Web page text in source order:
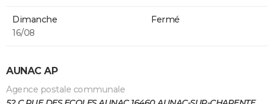
Dimanche
16/08
Fermé
AUNAC AP
Agence postale communale